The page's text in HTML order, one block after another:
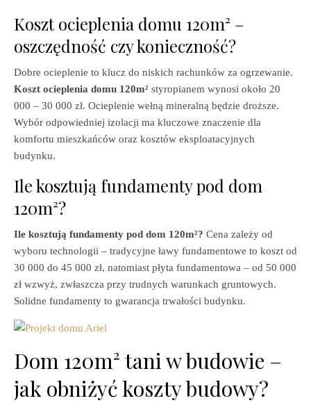
Koszt ocieplenia domu 120m² –
oszczędność czy konieczność?
Dobre ocieplenie to klucz do niskich rachunków za ogrzewanie.
Koszt ocieplenia domu 120m² styropianem wynosi około 20
000 – 30 000 zł. Ocieplenie wełną mineralną będzie droższe.
Wybór odpowiedniej izolacji ma kluczowe znaczenie dla
komfortu mieszkańców oraz kosztów eksploatacyjnych
budynku.
Ile kosztują fundamenty pod dom
120m²?
Ile kosztują fundamenty pod dom 120m²? Cena zależy od
wyboru technologii – tradycyjne ławy fundamentowe to koszt od
30 000 do 45 000 zł, natomiast płyta fundamentowa – od 50 000
zł wzwyż, zwłaszcza przy trudnych warunkach gruntowych.
Solidne fundamenty to gwarancja trwałości budynku.
Dom 120m² tani w budowie –
jak obniżyć koszty budowy?